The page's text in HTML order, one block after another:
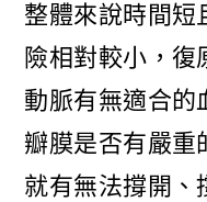
整體來說時間短
險相對較小，復
動脈有無適合的
瓣膜是否有嚴重
就有無法撐開、